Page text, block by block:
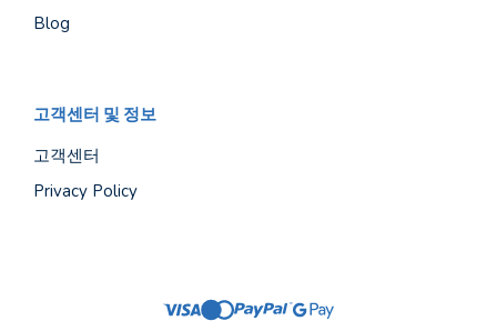
Blog
고객센터 및 정보
고객센터
Privacy Policy